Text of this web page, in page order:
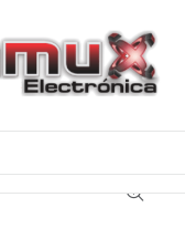
Transistores
100 Voltios